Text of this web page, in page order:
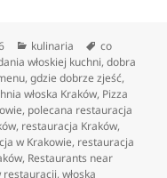
Kategorie
kulinaria Tagi
co
włoskiej kuchni,dobra
,gdzie dobrze zjeść,
włoska Kraków, Pizza
, polecana restauracja
, restauracja Kraków,
w Krakowie, restauracja
, Restaurants near
restauracji,włoska